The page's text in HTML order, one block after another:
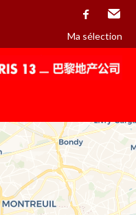
facebook
Email
Ma sélection